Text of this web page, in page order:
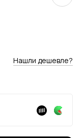
Нашли дешевле?